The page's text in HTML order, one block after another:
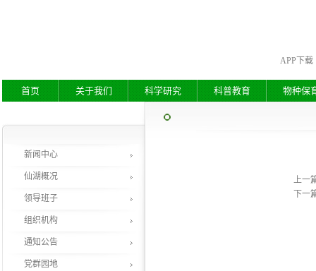
APP下载
首页 关于我们 科学研究 科普教育 物种保
上一
下一
新闻中心
仙湖概况
领导班子
组织机构
通知公告
党群园地